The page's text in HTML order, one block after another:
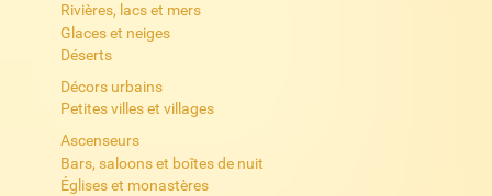
Rivières, lacs et mers
Glaces et neiges
Déserts
Décors urbains
Petites villes et villages
Ascenseurs
Bars, saloons et boîtes de nuit
Églises et monastères